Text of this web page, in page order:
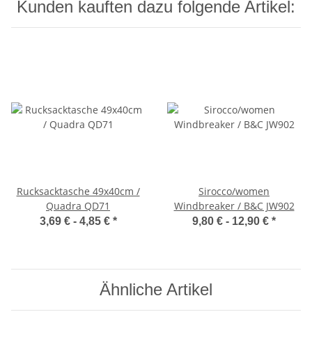
Kunden kauften dazu folgende Artikel:
Rucksacktasche 49x40cm /
Quadra QD71
3,69 € - 4,85 € *
Sirocco/women
Windbreaker / B&C JW902
9,80 € - 12,90 € *
Ähnliche Artikel